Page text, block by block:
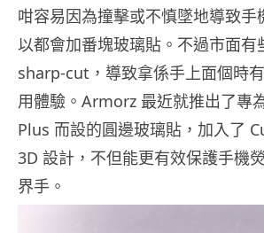
咁容易因為撞擊或不慎墜地導致手
以都會加番塊玻璃貼。不過市面有
sharp-cut，導致拿係手上面個時
用體驗。Armorz 最近就推出了專
Plus 而設的圓邊玻璃貼，加入了
3D 設計，不但能更有效保護手機
界手。